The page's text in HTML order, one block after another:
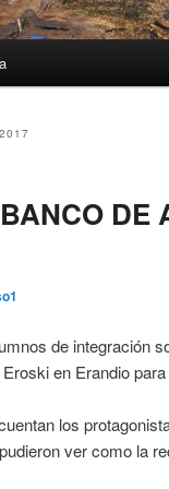
DE
de integración
en Erandio
los
ver como la